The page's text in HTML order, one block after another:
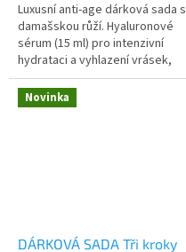
Luxusní anti-age dárková sada s
damašskou růží. Hyaluronové
sérum (15 ml) pro intenzivní
hydrataci a vyhlazení vrásek,
Bio královská péče Argan &
Opuncie – Růže (20 ml) pro...
Novinka
DÁRKOVÁ SADA Tři kroky